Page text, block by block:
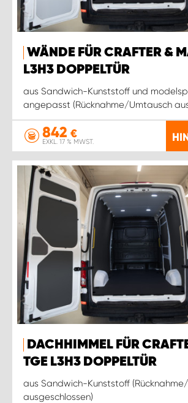
WÄNDE FÜR CRAFTER &
L3H3 DOPPELTÜR
aus Sandwich-Kunststoff und
angepasst (Rücknahme/Umtausch
842 €
EXKL. 17 % MWST.
DACHHIMMEL FÜR
TGE L3H3 DOPPELTÜR
aus Sandwich-Kunststoff
ausgeschlossen)